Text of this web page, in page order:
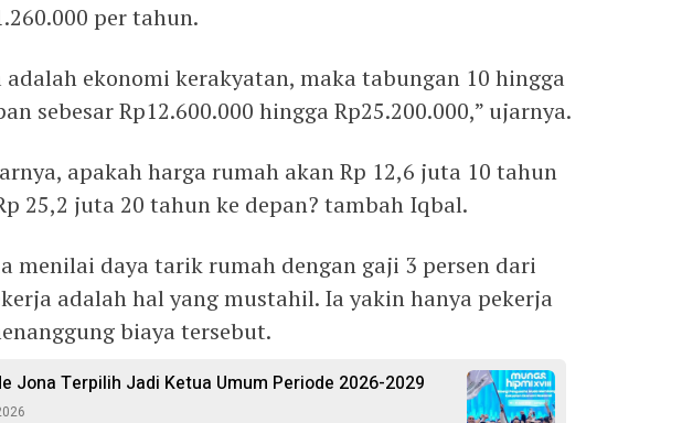
per tahun.
adalah ekonomi kerakyatan, maka tabungan 10 hingga
sebesar Rp12.600.000 hingga Rp25.200.000,” ujarnya.
apakah harga rumah akan Rp 12,6 juta 10 tahun
25,2 juta 20 tahun ke depan? tambah Iqbal.
menilai daya tarik rumah dengan gaji 3 persen dari
adalah hal yang mustahil. Ia yakin hanya pekerja
biaya tersebut.
Jona Terpilih Jadi Ketua Umum Periode 2026-2029